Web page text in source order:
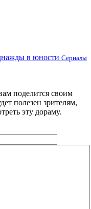
в юности Сериалы
поделится своим
полезен зрителям,
эту дораму.